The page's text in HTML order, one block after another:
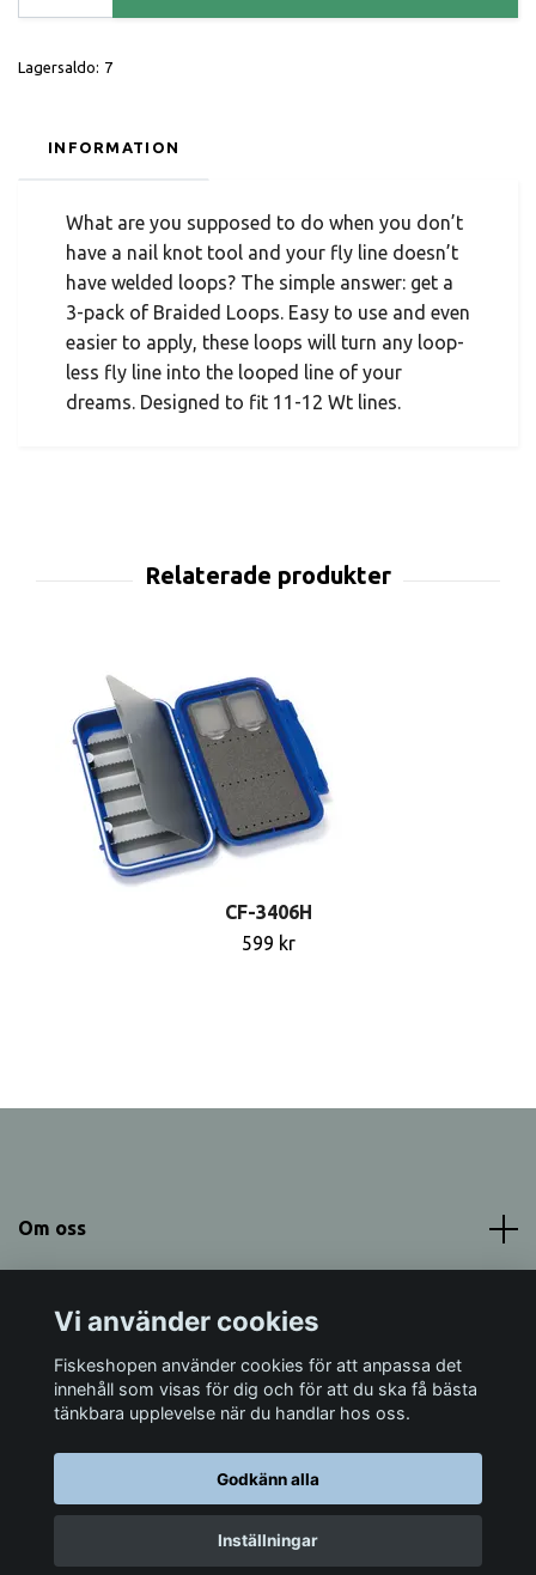
Lagersaldo: 7
INFORMATION
What are you supposed to do when you don’t
have a nail knot tool and your fly line doesn’t
have welded loops? The simple answer: get a
3-pack of Braided Loops. Easy to use and even
easier to apply, these loops will turn any loop-
less fly line into the looped line of your
dreams. Designed to fit 11-12 Wt lines.
CF-3406H
599 kr
Om oss
Sociala medier
© 2026 Fiskeshopen Mörrum
Vi använder cookies
Fiskeshopen använder cookies för att anpassa det
innehåll som visas för dig och för att du ska få bästa
tänkbara upplevelse när du handlar hos oss.
Godkänn alla
Inställningar